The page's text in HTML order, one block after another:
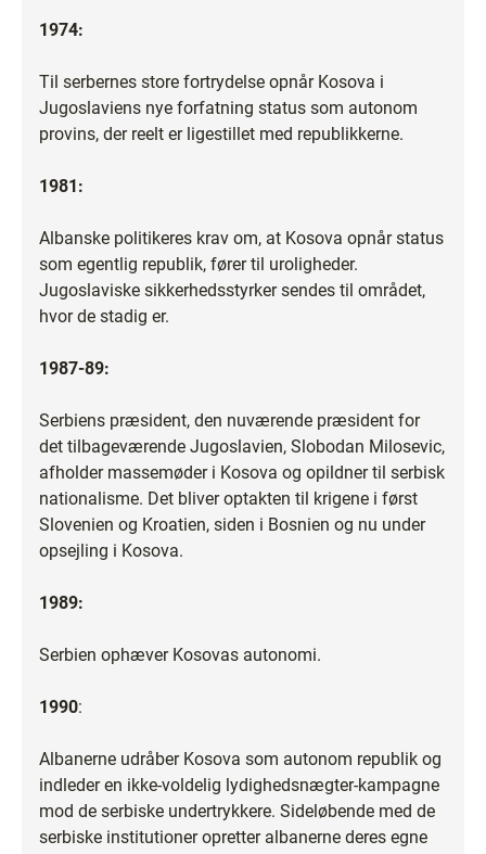
1974:
Til serbernes store fortrydelse opnår Kosova i
Jugoslaviens nye forfatning status som autonom
provins, der reelt er ligestillet med republikkerne.
1981:
Albanske politikeres krav om, at Kosova opnår status
som egentlig republik, fører til uroligheder.
Jugoslaviske sikkerhedsstyrker sendes til området,
hvor de stadig er.
1987-89:
Serbiens præsident, den nuværende præsident for
det tilbageværende Jugoslavien, Slobodan Milosevic,
afholder massemøder i Kosova og opildner til serbisk
nationalisme. Det bliver optakten til krigene i først
Slovenien og Kroatien, siden i Bosnien og nu under
opsejling i Kosova.
1989:
Serbien ophæver Kosovas autonomi.
1990:
Albanerne udråber Kosova som autonom republik og
indleder en ikke-voldelig lydighedsnægter-kampagne
mod de serbiske undertrykkere. Sideløbende med de
serbiske institutioner opretter albanerne deres egne